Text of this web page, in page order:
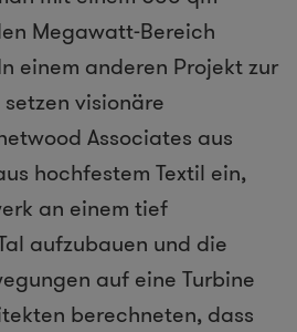
Megawatt-Bereich
einem anderen Projekt zur
visionäre
Associates aus
hochfestem Textil ein,
an einem tief
aufzubauen und die
auf eine Turbine
berechneten, dass